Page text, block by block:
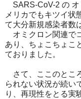
SARS-CoV-2 の オ
メリカでもキツイ状
て大分新規感染者数
オミクロン関連で
あり、ちょこちょこ
ておりました。
さて、ここのとこ
られない状況が続い
り、再現性をとる実